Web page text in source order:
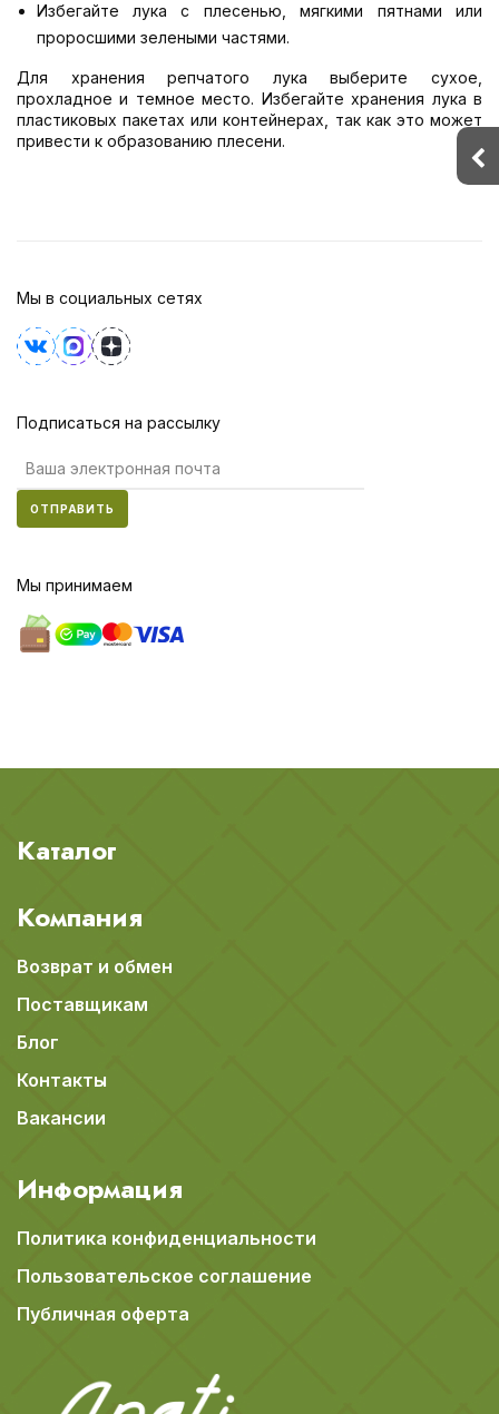
Избегайте лука с плесенью, мягкими пятнами или
проросшими зелеными частями.
Для хранения репчатого лука выберите сухое,
прохладное и темное место. Избегайте хранения лука в
пластиковых пакетах или контейнерах, так как это может
привести к образованию плесени.
Мы в социальных сетях
Подписаться на рассылку
ОТПРАВИТЬ
Мы принимаем
Каталог
Компания
Возврат и обмен
Поставщикам
Блог
Контакты
Вакансии
Информация
Политика конфиденциальности
Пользовательское соглашение
Публичная оферта